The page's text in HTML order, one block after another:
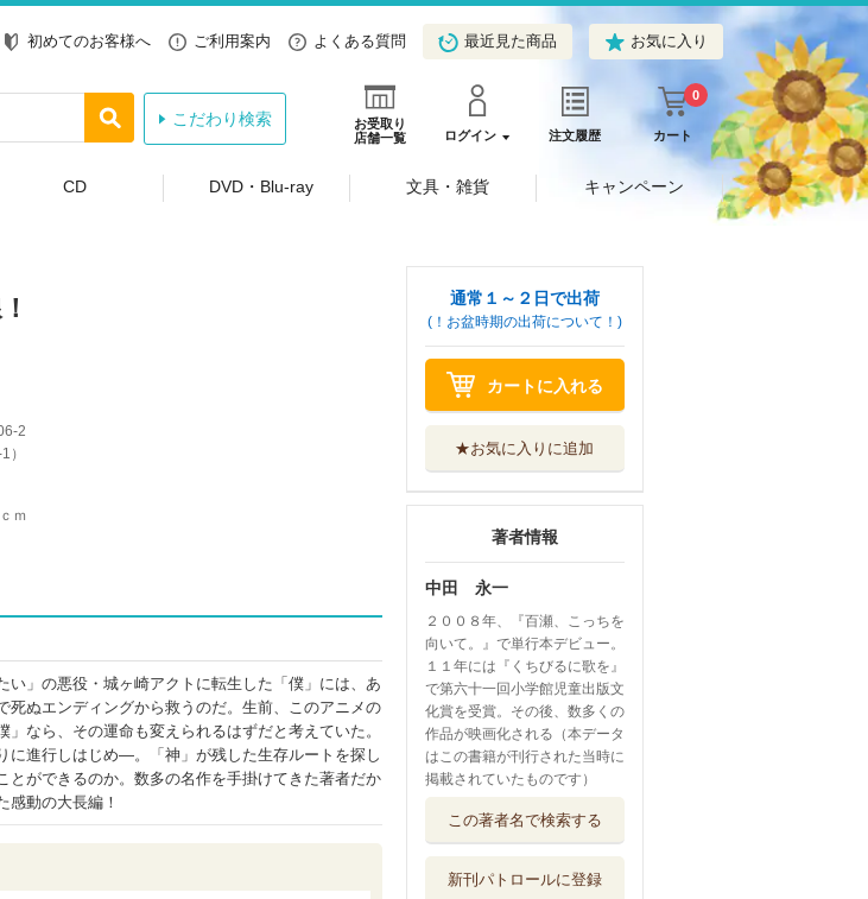
初めてのお客様へ ご利用案内 よくある質問 最近見た商品 お気に入り
お受取り
店舗一覧
ログイン 注文履歴 カート
0
こだわり検索
CD DVD・Blu-ray 文具・雑貨 キャンペーン
2
）
ｍ
」の悪役・城ヶ崎アクトに転生した「僕」には、あ
ぬエンディングから救うのだ。生前、このアニメの
なら、その運命も変えられるはずだと考えていた。
に進行しはじめ―。「神」が残した生存ルートを探し
ができるのか。数多の名作を手掛けてきた著者だか
感動の大長編！
通常１～２日で出荷
(！お盆時期の出荷について！)
カートに入れる
★お気に入りに追加
著者情報
中田 永一
２００８年、『百瀬、こっちを
向いて。』で単行本デビュー。
１１年には『くちびるに歌を』
で第六十一回小学館児童出版文
化賞を受賞。その後、数多くの
作品が映画化される（本データ
はこの書籍が刊行された当時に
掲載されていたものです）
この著者名で検索する
新刊パトロールに登録
の物語 トキメク
彼女が生きてる世